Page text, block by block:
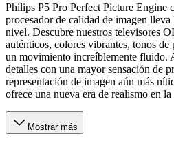
Philips P5 Pro Perfect Picture Engine
procesador de calidad de imagen
nivel. Descubre nuestros televisores
auténticos, colores vibrantes, tonos de
un movimiento increíblemente fluido.
detalles con una mayor sensación de
representación de imagen aún más
ofrece una nueva era de realismo en
Mostrar más